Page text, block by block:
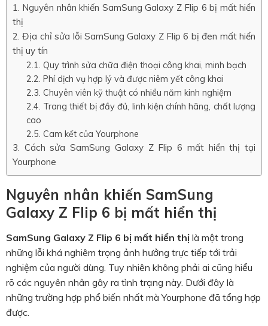
Nguyên nhân khiến SamSung Galaxy Z Flip 6 bị mất hiển
thị
Địa chỉ sửa lỗi SamSung Galaxy Z Flip 6 bị đen mất hiển
thị uy tín
Quy trình sửa chữa điện thoại công khai, minh bạch
Phí dịch vụ hợp lý và được niêm yết công khai
Chuyên viên kỹ thuật có nhiều năm kinh nghiệm
Trang thiết bị đầy đủ, linh kiện chính hãng, chất lượng
cao
Cam kết của Yourphone
Cách sửa SamSung Galaxy Z Flip 6 mất hiển thị tại
Yourphone
Nguyên nhân khiến SamSung
Galaxy Z Flip 6 bị mất hiển thị
SamSung Galaxy Z Flip 6 bị mất hiển thị là một trong
những lỗi khá nghiêm trọng ảnh hưởng trực tiếp tới trải
nghiệm của người dùng. Tuy nhiên không phải ai cũng hiểu
rõ các nguyên nhân gây ra tình trạng này. Dưới đây là
những trường hợp phổ biến nhất mà Yourphone đã tổng hợp
được.